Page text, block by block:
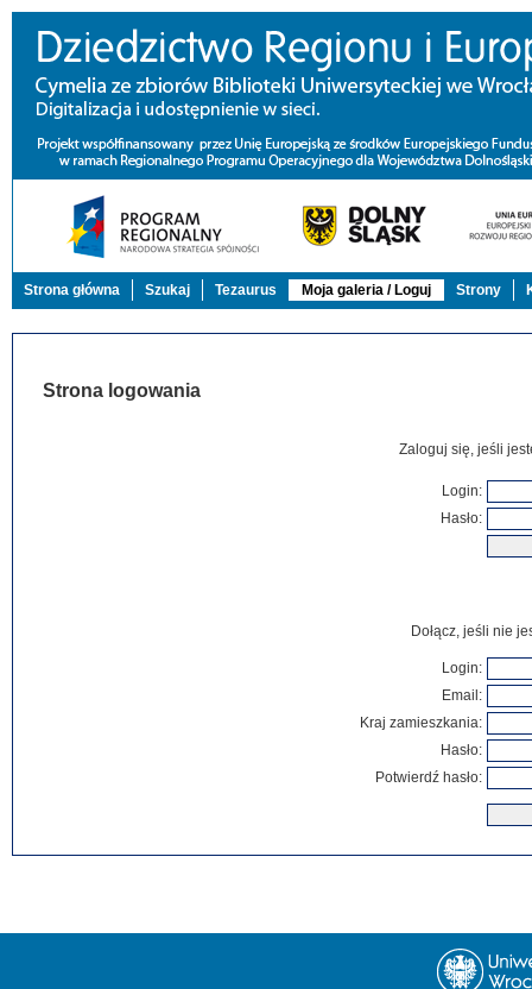
Strona główna Szukaj Tezaurus Moja galeria / Loguj Strony
Strona logowania
Zaloguj się, jeśli
Login:
Hasło:
Dołącz, jeśli nie
Login:
Email:
Kraj zamieszkania:
Hasło:
Potwierdź hasło: